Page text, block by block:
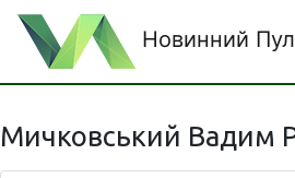
Новинний
Мичковський Вадим